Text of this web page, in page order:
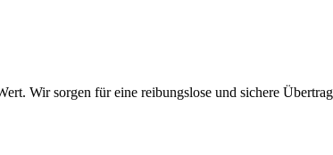
Wir sorgen für eine reibungslose und sichere